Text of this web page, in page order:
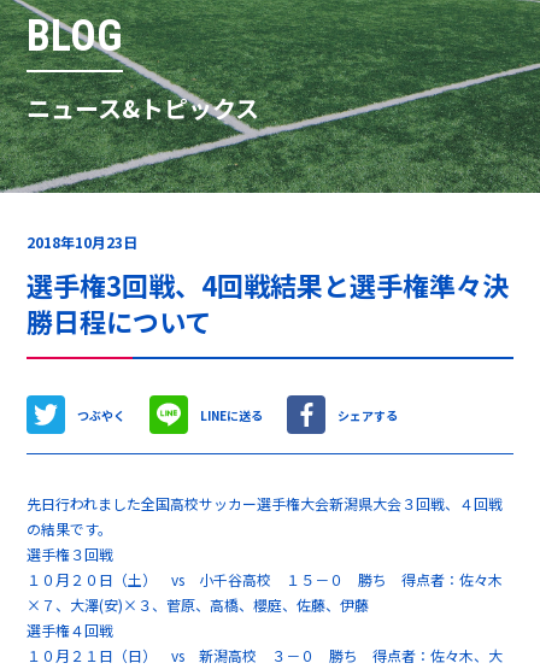
BLOG
ニュース&トピックス
2018年10月23日
選手権3回戦、4回戦結果と選手権準々決
勝日程について
つぶやく LINEに送る シェアする
先日行われました全国高校サッカー選手権大会新潟県大会３回戦、４回戦
の結果です。
選手権３回戦
１０月２０日（土） vs 小千谷高校 １５－０ 勝ち 得点者：佐々木
×７、大澤(安)×３、菅原、高橋、櫻庭、佐藤、伊藤
選手権４回戦
１０月２１日（日） vs 新潟高校 ３－０ 勝ち 得点者：佐々木、大